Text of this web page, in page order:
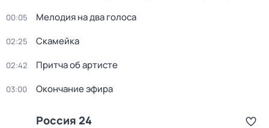
00:05 Мелодия на два голоса
02:25 Скамейка
02:42 Притча об артисте
03:00 Окончание эфира
Россия 24